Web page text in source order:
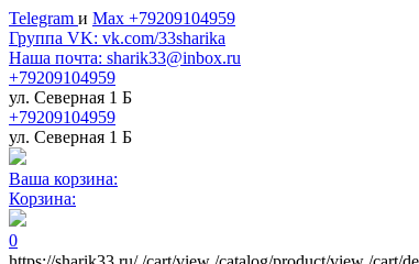
Telegram и Max +79209104959
Группа VK: vk.com/33sharika
Наша почта: sharik33@inbox.ru
+79209104959
ул. Северная 1 Б
+79209104959
ул. Северная 1 Б
Ваша корзина:
Корзина:
0